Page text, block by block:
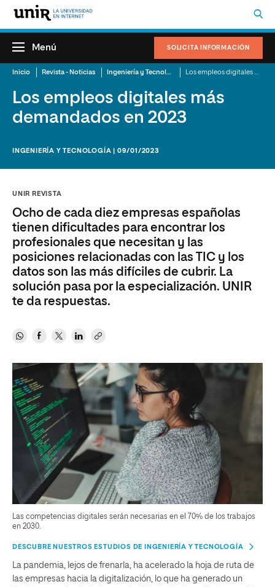
SOLICITA INFORMACIÓN
Menú
Inicio Revista - Noticias Ingeniería y Tecnología
Los empleos digitales más
demandados en 2023
INGENIERÍA Y TECNOLOGÍA | 09/01/2023
UNIR REVISTA
Ocho de cada diez empresas españolas
tienen dificultades para encontrar los
profesionales que necesitan y las
posiciones relacionadas con las TIC y los
datos son las más difíciles de cubrir. La
solución pasa por la especialización. UNIR
te da respuestas.
Las competencias digitales serán necesarias en el 70% de los trabajos
en 2030.
DESCUBRE NUESTROS ESTUDIOS DE INGENIERÍA Y TECNOLOGÍA
La pandemia, lejos de frenarla, ha acelerado la hoja de ruta de
las empresas hacia la digitalización, lo que ha generado un